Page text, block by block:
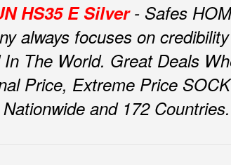
HS35 E Silver- Safes
always focuses on
The World. Great Deals
Price, Extreme Price
and 172 Countries.